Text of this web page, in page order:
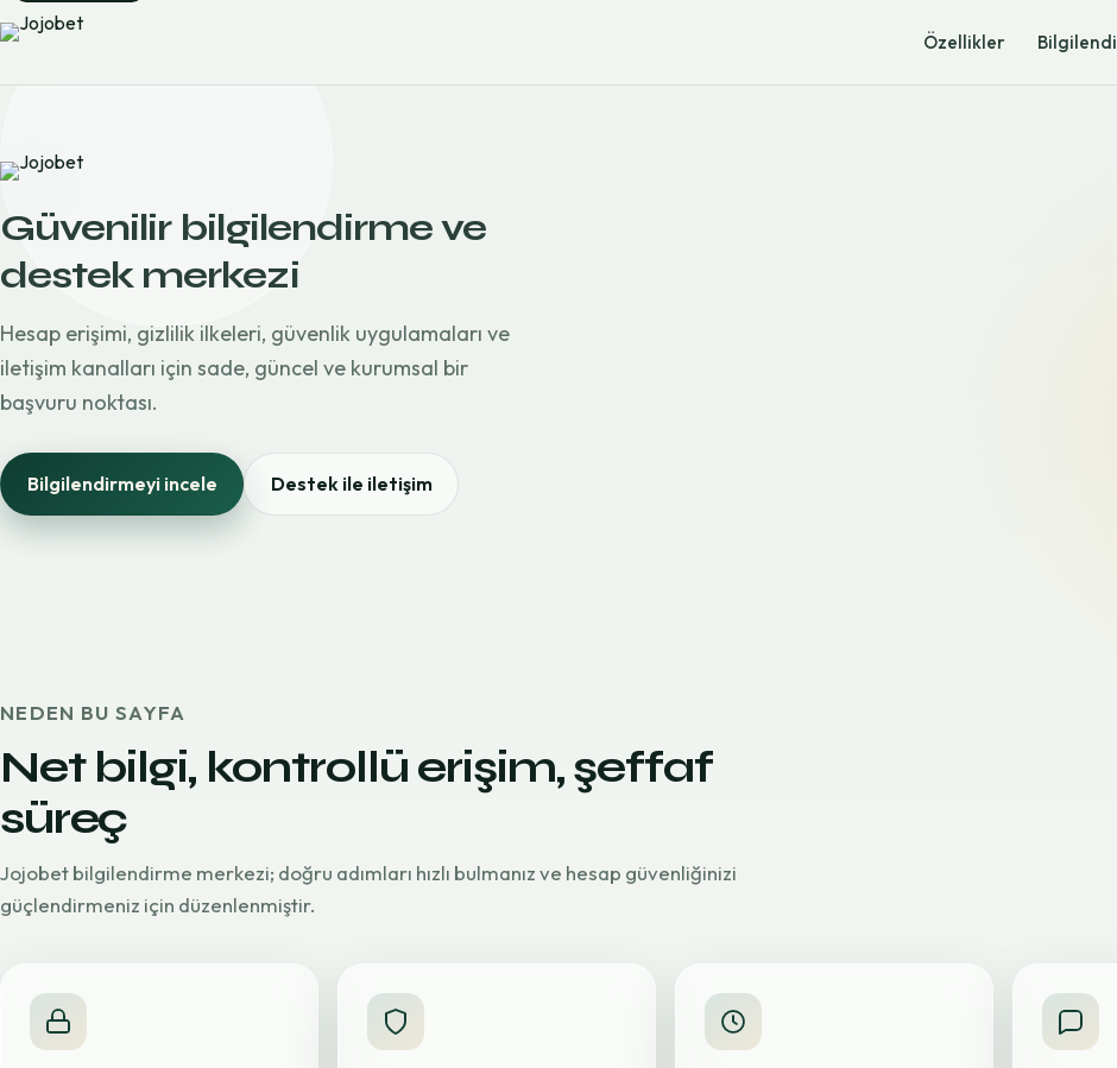
Özellikler
Güvenilir bilgilendirme ve
destek merkezi
Hesap erişimi, gizlilik ilkeleri, güvenlik uygulamaları ve
iletişim kanalları için sade, güncel ve kurumsal bir
başvuru noktası.
Bilgilendirmeyi incele Destek ile iletişim
NEDEN BU SAYFA
Net bilgi, kontrollü erişim, şeffaf
süreç
Jojobet bilgilendirme merkezi; doğru adımları hızlı bulmanız ve hesap güvenliğinizi
güçlendirmeniz için düzenlenmiştir.